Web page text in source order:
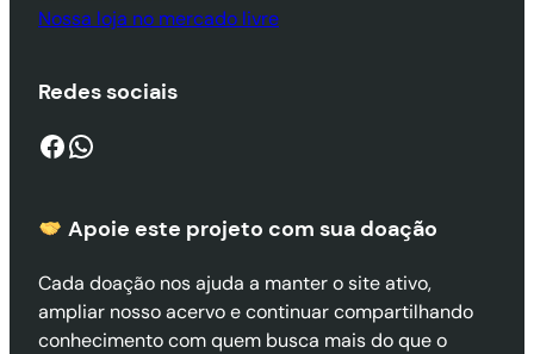
Nossa loja no mercado livre
Redes sociais
Facebook WhatsApp
Apoie este projeto com sua doação
Cada doação nos ajuda a manter o site ativo,
ampliar nosso acervo e continuar compartilhando
conhecimento com quem busca mais do que o